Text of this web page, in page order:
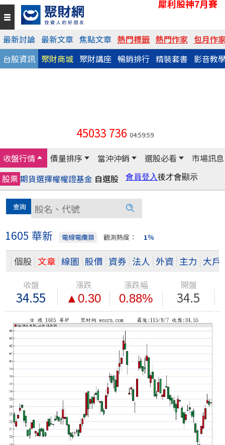
犀利股神7月賽
最新討論 最新文章 焦點文章 熱門標籤 熱門作家 包月作
台股資訊 聚財商城 聚財講座 暢銷排行 精裝套書 影音教
45033 736 04:59:59
收盤行情 價量排序 當沖沖銷 選股必看
市場訊息
股票期貨選擇權權證基金 自選股
1605 華新 電線電纜類 觀測熱度： 1％
個股 文章 線圖 股價 資券 法人 外資 主力 大戶
收盤 漲跌 漲跌幅 開盤
34.55 ▲0.30 0.88% 34.5